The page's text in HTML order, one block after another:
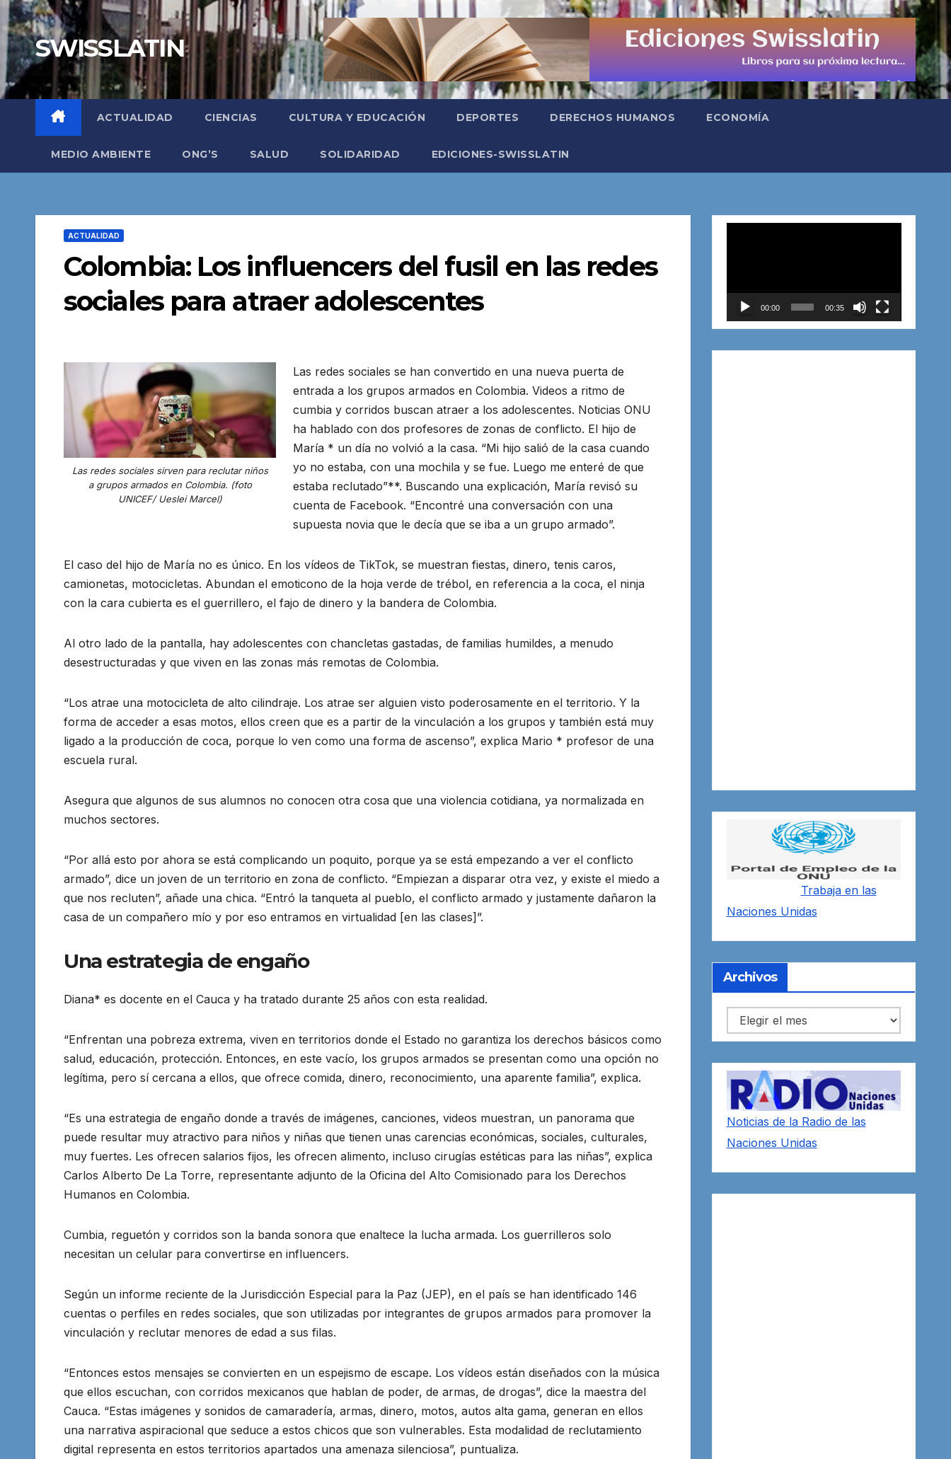
Saltar
al
contenidoSWISSLATIN
ACTUALIDAD CIENCIAS CULTURA Y EDUCACIÓN DEPORTES DERECHOS HUMANOS ECONOMÍA
MEDIO AMBIENTE ONG’S SALUD SOLIDARIDAD EDICIONES-SWISSLATIN
ACTUALIDAD
Colombia: Los influencers del fusil en las redes
sociales para atraer adolescentes
Las redes sociales sirven para reclutar niños
a grupos armados en Colombia. (foto
UNICEF/ Ueslei Marcel)
Las redes sociales se han convertido en una nueva puerta de
entrada a los grupos armados en Colombia. Videos a ritmo de
cumbia y corridos buscan atraer a los adolescentes. Noticias ONU
ha hablado con dos profesores de zonas de conflicto. El hijo de
María * un día no volvió a la casa. “Mi hijo salió de la casa cuando
yo no estaba, con una mochila y se fue. Luego me enteré de que
estaba reclutado”**. Buscando una explicación, María revisó su
cuenta de Facebook. “Encontré una conversación con una
supuesta novia que le decía que se iba a un grupo armado”.
El caso del hijo de María no es único. En los vídeos de TikTok, se muestran fiestas, dinero, tenis caros,
camionetas, motocicletas. Abundan el emoticono de la hoja verde de trébol, en referencia a la coca, el ninja
con la cara cubierta es el guerrillero, el fajo de dinero y la bandera de Colombia.
Al otro lado de la pantalla, hay adolescentes con chancletas gastadas, de familias humildes, a menudo
desestructuradas y que viven en las zonas más remotas de Colombia.
“Los atrae una motocicleta de alto cilindraje. Los atrae ser alguien visto poderosamente en el territorio. Y la
forma de acceder a esas motos, ellos creen que es a partir de la vinculación a los grupos y también está muy
ligado a la producción de coca, porque lo ven como una forma de ascenso”, explica Mario * profesor de una
escuela rural.
Asegura que algunos de sus alumnos no conocen otra cosa que una violencia cotidiana, ya normalizada en
muchos sectores.
“Por allá esto por ahora se está complicando un poquito, porque ya se está empezando a ver el conflicto
armado”, dice un joven de un territorio en zona de conflicto. “Empiezan a disparar otra vez, y existe el miedo a
que nos recluten”, añade una chica. “Entró la tanqueta al pueblo, el conflicto armado y justamente dañaron la
casa de un compañero mío y por eso entramos en virtualidad [en las clases]”.
Una estrategia de engaño
Diana* es docente en el Cauca y ha tratado durante 25 años con esta realidad.
“Enfrentan una pobreza extrema, viven en territorios donde el Estado no garantiza los derechos básicos como
salud, educación, protección. Entonces, en este vacío, los grupos armados se presentan como una opción no
legítima, pero sí cercana a ellos, que ofrece comida, dinero, reconocimiento, una aparente familia”, explica.
“Es una estrategia de engaño donde a través de imágenes, canciones, videos muestran, un panorama que
puede resultar muy atractivo para niños y niñas que tienen unas carencias económicas, sociales, culturales,
muy fuertes. Les ofrecen salarios fijos, les ofrecen alimento, incluso cirugías estéticas para las niñas”, explica
Carlos Alberto De La Torre, representante adjunto de la Oficina del Alto Comisionado para los Derechos
Humanos en Colombia.
Cumbia, reguetón y corridos son la banda sonora que enaltece la lucha armada. Los guerrilleros solo
necesitan un celular para convertirse en influencers.
Según un informe reciente de la Jurisdicción Especial para la Paz (JEP), en el país se han identificado 146
cuentas o perfiles en redes sociales, que son utilizadas por integrantes de grupos armados para promover la
vinculación y reclutar menores de edad a sus filas.
“Entonces estos mensajes se convierten en un espejismo de escape. Los vídeos están diseñados con la música
que ellos escuchan, con corridos mexicanos que hablan de poder, de armas, de drogas”, dice la maestra del
Cauca. “Estas imágenes y sonidos de camaradería, armas, dinero, motos, autos alta gama, generan en ellos
una narrativa aspiracional que seduce a estos chicos que son vulnerables. Esta modalidad de reclutamiento
digital representa en estos territorios apartados una amenaza silenciosa”, puntualiza.
00:00 00:35
Trabaja en las
Naciones Unidas
Archivos
Archivos
Noticias de la Radio de las
Naciones Unidas